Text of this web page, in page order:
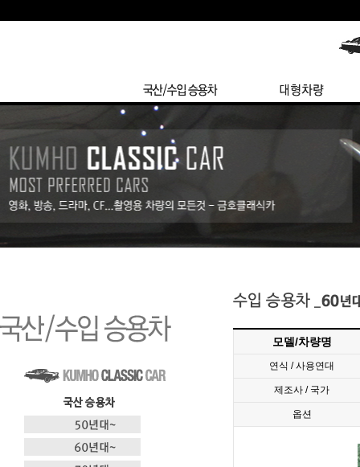
모델/차량명
연식 / 사용연대
제조사 / 국가
옵션